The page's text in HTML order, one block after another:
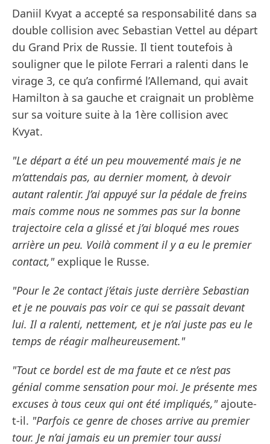
Daniil Kvyat a accepté sa responsabilité dans sa
double collision avec Sebastian Vettel au départ
du Grand Prix de Russie. Il tient toutefois à
souligner que le pilote Ferrari a ralenti dans le
virage 3, ce qu’a confirmé l’Allemand, qui avait
Hamilton à sa gauche et craignait un problème
sur sa voiture suite à la 1ère collision avec
Kvyat.
"Le départ a été un peu mouvementé mais je ne
m’attendais pas, au dernier moment, à devoir
autant ralentir. J’ai appuyé sur la pédale de freins
mais comme nous ne sommes pas sur la bonne
trajectoire cela a glissé et j’ai bloqué mes roues
arrière un peu. Voilà comment il y a eu le premier
contact,"explique le Russe.
"Pour le 2e contact j’étais juste derrière Sebastian
et je ne pouvais pas voir ce qui se passait devant
lui. Il a ralenti, nettement, et je n’ai juste pas eu le
temps de réagir malheureusement."
"Tout ce bordel est de ma faute et ce n’est pas
génial comme sensation pour moi. Je présente mes
excuses à tous ceux qui ont été impliqués,"ajoute-
t-il. "Parfois ce genre de choses arrive au premier
tour. Je n’ai jamais eu un premier tour aussi